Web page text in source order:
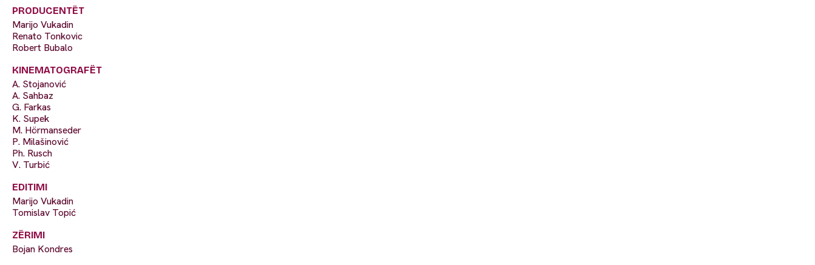
PRODUCENTËT
Marijo Vukadin
Renato Tonkovic
Robert Bubalo
KINEMATOGRAFËT
A. Stojanović
A. Sahbaz
G. Farkas
K. Supek
M. Hörmanseder
P. Milašinović
Ph. Rusch
V. Turbić
EDITIMI
Marijo Vukadin
Tomislav Topić
ZËRIMI
Bojan Kondres